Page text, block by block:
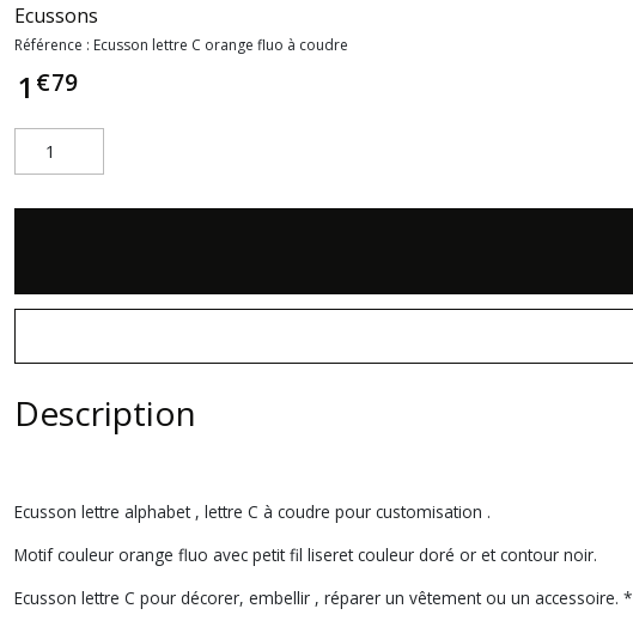
Ecussons
Référence : Ecusson lettre C orange fluo à coudre
1 €79
Description
Ecusson lettre alphabet , lettre C à coudre pour customisation .
Motif couleur orange fluo avec petit fil liseret couleur doré or et contour noir.
Ecusson lettre C pour décorer, embellir , réparer un vêtement ou un accessoire. *